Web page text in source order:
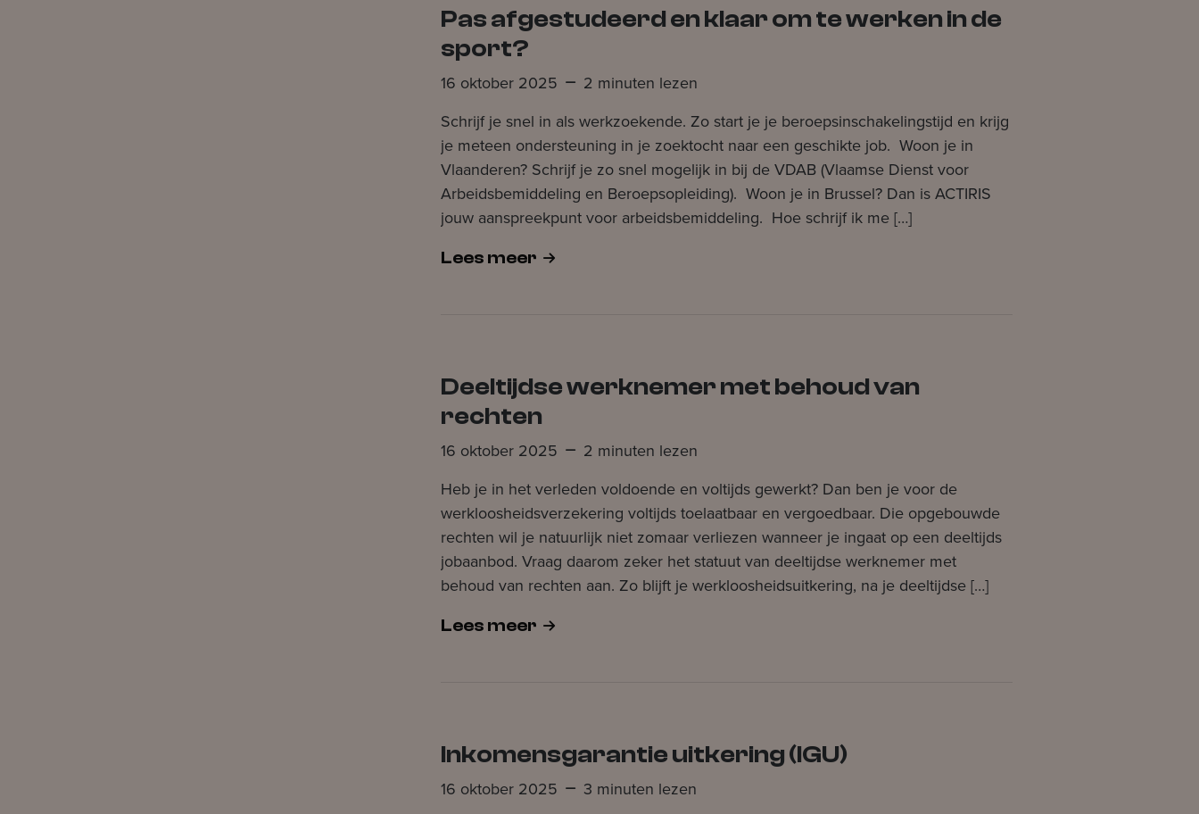
Pas afgestudeerd en klaar om te werken in de
sport?
16 oktober 2025
2 minuten lezen
Schrijf je snel in als werkzoekende. Zo start je je beroepsinschakelingstijd en krijg
je meteen ondersteuning in je zoektocht naar een geschikte job. Woon je in
Vlaanderen? Schrijf je zo snel mogelijk in bij de VDAB (Vlaamse Dienst voor
Arbeidsbemiddeling en Beroepsopleiding). Woon je in Brussel? Dan is ACTIRIS
jouw aanspreekpunt voor arbeidsbemiddeling. Hoe schrijf ik me […]
Lees meer
Deeltijdse werknemer met behoud van
rechten
16 oktober 2025
2 minuten lezen
Heb je in het verleden voldoende en voltijds gewerkt? Dan ben je voor de
werkloosheidsverzekering voltijds toelaatbaar en vergoedbaar. Die opgebouwde
rechten wil je natuurlijk niet zomaar verliezen wanneer je ingaat op een deeltijds
jobaanbod. Vraag daarom zeker het statuut van deeltijdse werknemer met
behoud van rechten aan. Zo blijft je werkloosheidsuitkering, na je deeltijdse […]
Lees meer
Inkomensgarantie uitkering (IGU)
16 oktober 2025
3 minuten lezen